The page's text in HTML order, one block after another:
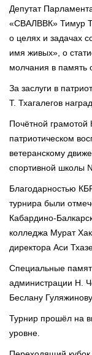
Депутат
«СВАЛВВК» Тимур
о целях и задачах
имя живых», о
молчания в память
За заслуги в
Т. Тхагалегов
Почётной
патриотическом
ветеранскому
спортивной школы
Благодарностью
турнира были
Кабардино-
колледжа Мурат
директора Аси
Специальные
администрации Н.
Беслану Гуляжинову.
Турнир прошёл на
уровне.